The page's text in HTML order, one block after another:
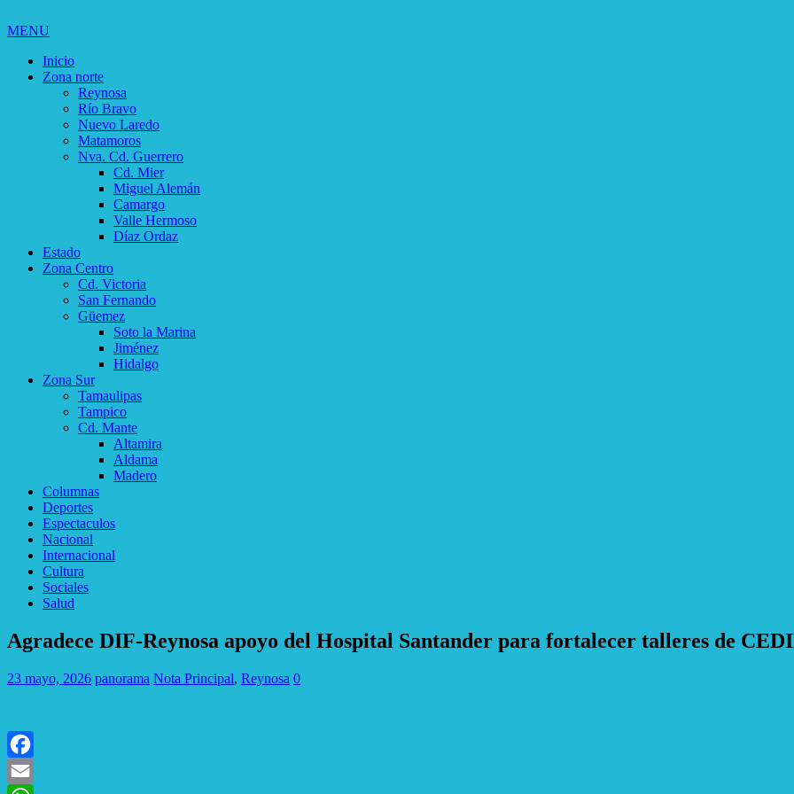
MENU
Inicio
Zona norte
Reynosa
Río Bravo
Nuevo Laredo
Matamoros
Nva. Cd. Guerrero
Cd. Mier
Miguel Alemán
Camargo
Valle Hermoso
Díaz Ordaz
Estado
Zona Centro
Cd. Victoria
San Fernando
Güemez
Soto la Marina
Jiménez
Hidalgo
Zona Sur
Tamaulipas
Tampico
Cd. Mante
Altamira
Aldama
Madero
Columnas
Deportes
Espectaculos
Nacional
Internacional
Cultura
Sociales
Salud
Agradece DIF-Reynosa apoyo del Hospital Santander para fortalecer talleres de
23 mayo, 2026 panorama Nota Principal, Reynosa 0
Facebook